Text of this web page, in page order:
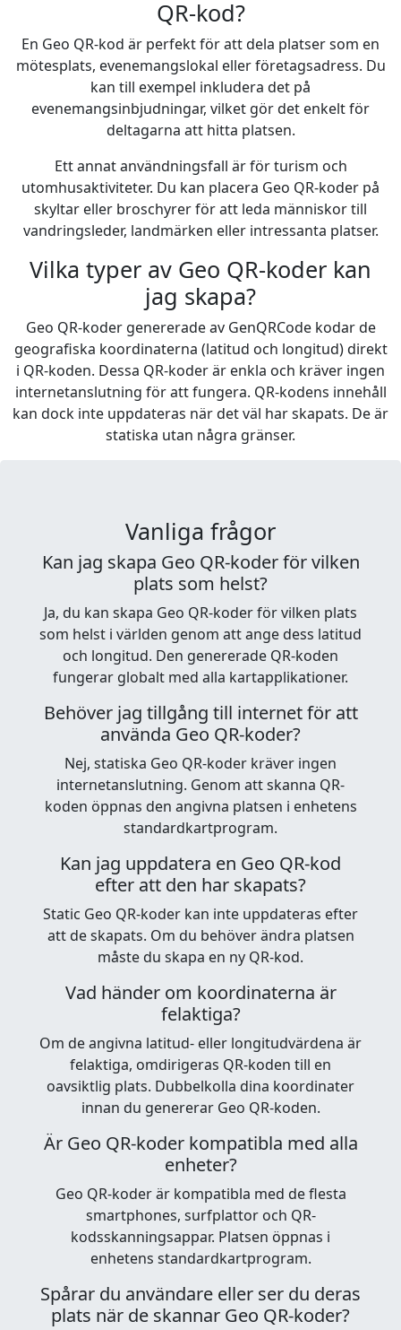
QR-kod?
En Geo QR-kod är perfekt för att dela platser som en
mötesplats, evenemangslokal eller företagsadress. Du
kan till exempel inkludera det på
evenemangsinbjudningar, vilket gör det enkelt för
deltagarna att hitta platsen.
Ett annat användningsfall är för turism och
utomhusaktiviteter. Du kan placera Geo QR-koder på
skyltar eller broschyrer för att leda människor till
vandringsleder, landmärken eller intressanta platser.
Vilka typer av Geo QR-koder kan
jag skapa?
Geo QR-koder genererade av GenQRCode kodar de
geografiska koordinaterna (latitud och longitud) direkt
i QR-koden. Dessa QR-koder är enkla och kräver ingen
internetanslutning för att fungera. QR-kodens innehåll
kan dock inte uppdateras när det väl har skapats. De är
statiska utan några gränser.
Vanliga frågor
Kan jag skapa Geo QR-koder för vilken
plats som helst?
Ja, du kan skapa Geo QR-koder för vilken plats
som helst i världen genom att ange dess latitud
och longitud. Den genererade QR-koden
fungerar globalt med alla kartapplikationer.
Behöver jag tillgång till internet för att
använda Geo QR-koder?
Nej, statiska Geo QR-koder kräver ingen
internetanslutning. Genom att skanna QR-
koden öppnas den angivna platsen i enhetens
standardkartprogram.
Kan jag uppdatera en Geo QR-kod
efter att den har skapats?
Static Geo QR-koder kan inte uppdateras efter
att de skapats. Om du behöver ändra platsen
måste du skapa en ny QR-kod.
Vad händer om koordinaterna är
felaktiga?
Om de angivna latitud- eller longitudvärdena är
felaktiga, omdirigeras QR-koden till en
oavsiktlig plats. Dubbelkolla dina koordinater
innan du genererar Geo QR-koden.
Är Geo QR-koder kompatibla med alla
enheter?
Geo QR-koder är kompatibla med de flesta
smartphones, surfplattor och QR-
kodsskanningsappar. Platsen öppnas i
enhetens standardkartprogram.
Spårar du användare eller ser du deras
plats när de skannar Geo QR-koder?